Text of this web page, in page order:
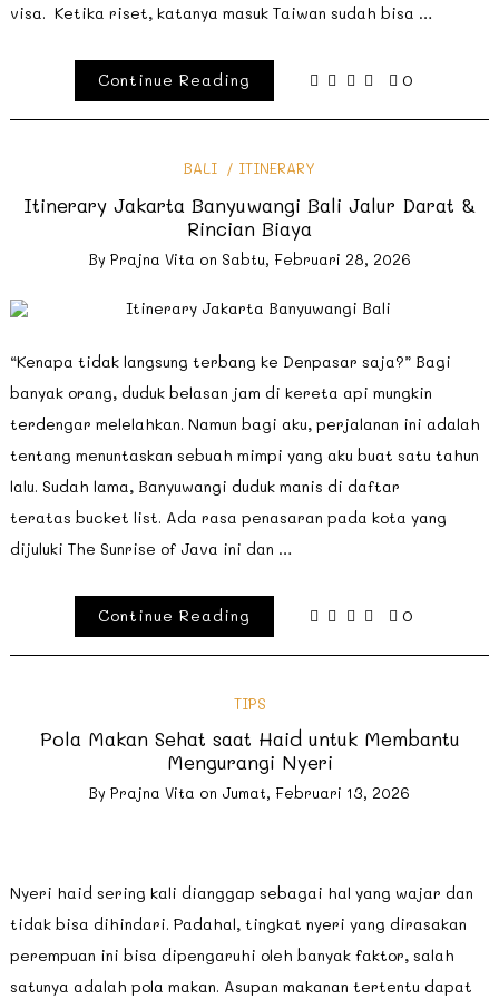
visa. Ketika riset, katanya masuk Taiwan sudah bisa …
Continue Reading 0
BALI ITINERARY
Itinerary Jakarta Banyuwangi Bali Jalur Darat &
Rincian Biaya
By Prajna Vita on Sabtu, Februari 28, 2026
“Kenapa tidak langsung terbang ke Denpasar saja?” Bagi
banyak orang, duduk belasan jam di kereta api mungkin
terdengar melelahkan. Namun bagi aku, perjalanan ini adalah
tentang menuntaskan sebuah mimpi yang aku buat satu tahun
lalu. Sudah lama, Banyuwangi duduk manis di daftar
teratas bucket list. Ada rasa penasaran pada kota yang
dijuluki The Sunrise of Java ini dan …
Continue Reading 0
TIPS
Pola Makan Sehat saat Haid untuk Membantu
Mengurangi Nyeri
By Prajna Vita on Jumat, Februari 13, 2026
Nyeri haid sering kali dianggap sebagai hal yang wajar dan
tidak bisa dihindari. Padahal, tingkat nyeri yang dirasakan
perempuan ini bisa dipengaruhi oleh banyak faktor, salah
satunya adalah pola makan. Asupan makanan tertentu dapat